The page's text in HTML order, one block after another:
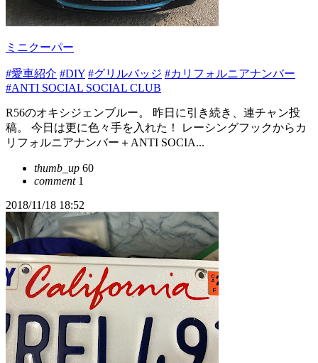
ミニクーパー
#愛車紹介 #DIY #グリルバッジ #カリフォルニアナンバー
#ANTI SOCIAL SOCIAL CLUB
R56のオキシジェンブルー。 昨日に引き続き、連チャン投
稿。 今日は更に色々手を入れた！ レーシングフックからカ
リフォルニアナンバー＋ANTI SOCIA...
thumb_up 60
comment1
2018/11/18 18:52